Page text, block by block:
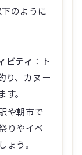
のように
ビティ ：ト
り、カヌー
。
や朝市で
りやイベ
ょう。